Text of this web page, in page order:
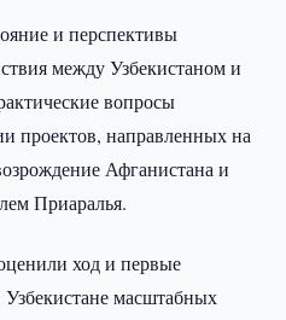
и перспективы
между Узбекистаном и
вопросы
проектов, направленных на
Афганистана и
Приаралья.
ход и первые
Узбекистане масштабных